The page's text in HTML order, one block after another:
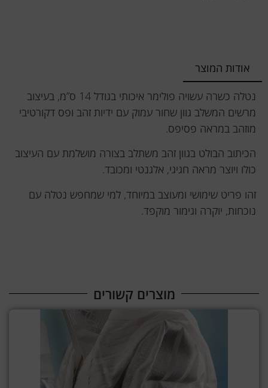
אודות המוצר
נטלה כשרה עשויה פולימר איכותי בגודל 14 ס”מ, בעיצוב
מרשים המשלב גוון שחור עמוק עם ידיות זהב ופס דקורטיבי
מוזהב במראה פסיפס.
הכיתוב הבולט בגוון זהב משתלב בצורה מושלמת עם העיצוב
כולו ויוצר מראה חגיגי, אלגנטי ומכובד.
זהו פריט שימושי ומעוצב במיוחד, למי שמחפש נטלה עם
נוכחות, יוקרה וגימור מוקפד.
מוצרים קשורים​